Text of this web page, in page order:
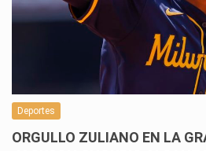
Deportes
ORGULLO ZULIANO EN LA